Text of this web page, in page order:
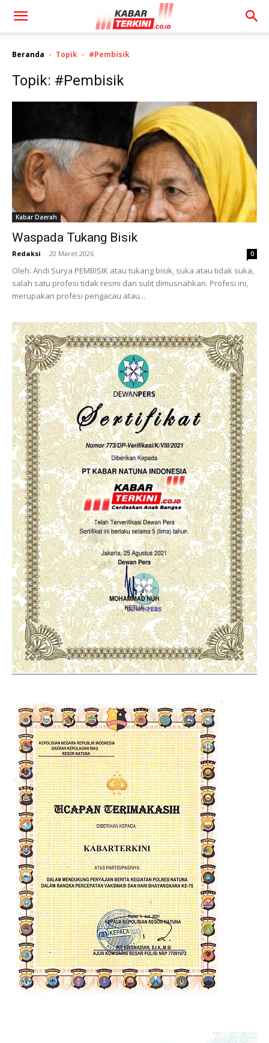
Beranda Topik #Pembisik
Topik: #Pembisik
Kabar Daerah
Waspada Tukang Bisik
Redaksi - 20 Maret 2026 0
Oleh: Andi Surya PEMBISIK atau tukang bisik, suka atau tidak suka,
salah satu profesi tidak resmi dan sulit dimusnahkan. Profesi ini,
merupakan profesi pengacau atau...